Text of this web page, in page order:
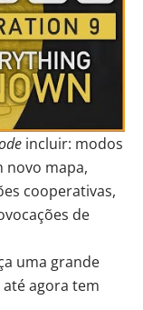
incluir: modos
novo mapa,
cooperativas,
de
uma grande
agora tem